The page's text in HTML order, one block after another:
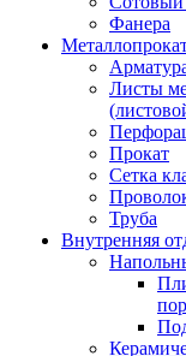
Фанера
Листы
Прокат
Сетка
Труба
Внутренняя